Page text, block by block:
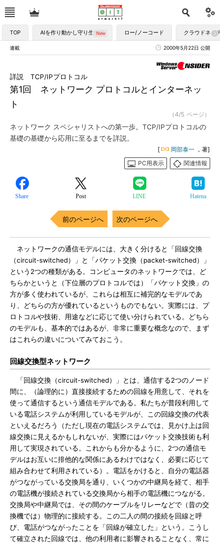
TOP AIを作り動かし守り生かす ロー/ノーコード クラウドネイ
連載 2000年5月22日 公開
第1回 ネットワーク プロトコルとインターネッ
ト
詳説 TCP/IPプロトコル
（4/5 ページ）
ネットワーク スペシャリストへの第一歩。TCP/IPプロトコルの
基礎の基礎から応用に至るまでを詳説。
[ 岡部泰一 ，著]
PC用表示
関連情報
Share Post LINE Hatena
前のページへ 次のページへ
ネットワークの通信モデルには、大きく分けると「回線交換
（circuit-switched）」と「パケット交換（packet-switched）」
という2つの種類がある。コンピュータのネットワークでは、ど
ちらかというと（下位層のプロトコルでは）「パケット交換」の
方が多く使われているが、これらは相互に補完的なモデルであ
り、どちらの方が優れているというものでもない。実際には、プ
ロトコルや技術、用途などに応じて使い分けられている。どちら
のモデルも、基本的ではあるが、非常に重要な概念なので、まず
はこれらの違いについてみておこう。
回線交換型ネットワーク
「回線交換（circuit-switched）」とは、通信する2つのノード
間に、（論理的に）直接接続するための回線を用意して、それを
使って通信するという通信モデルである。私たちが普段利用して
いる電話システムが利用しているモデルが、この回線交換の代表
といえるだろう（ただし現在の電話システムでは、見かけ上は回
線交換に見えるかもしれないが、実際にはパケット交換技術も利
用して実現されている。これからも分かるように、2つの通信モ
デルはお互いに排他的な関係にあるわけではなく、必要に応じて
組み合わせて利用されている）。電話をかけると、自分の電話器
がつながっている交換局を通り、いくつかの中継局を経て、相手
の電話機が接続されている交換局から相手の電話機につながる。
交換局や中継局では、その間のケーブルをリレーなどで（昔の交
換機では）物理的に接続する。この二人の間の接続を回線と呼
び、電話がつながったことを「回線が確立した」という。こうし
て確立された回線では、他の利用者に影響されることなく、常に